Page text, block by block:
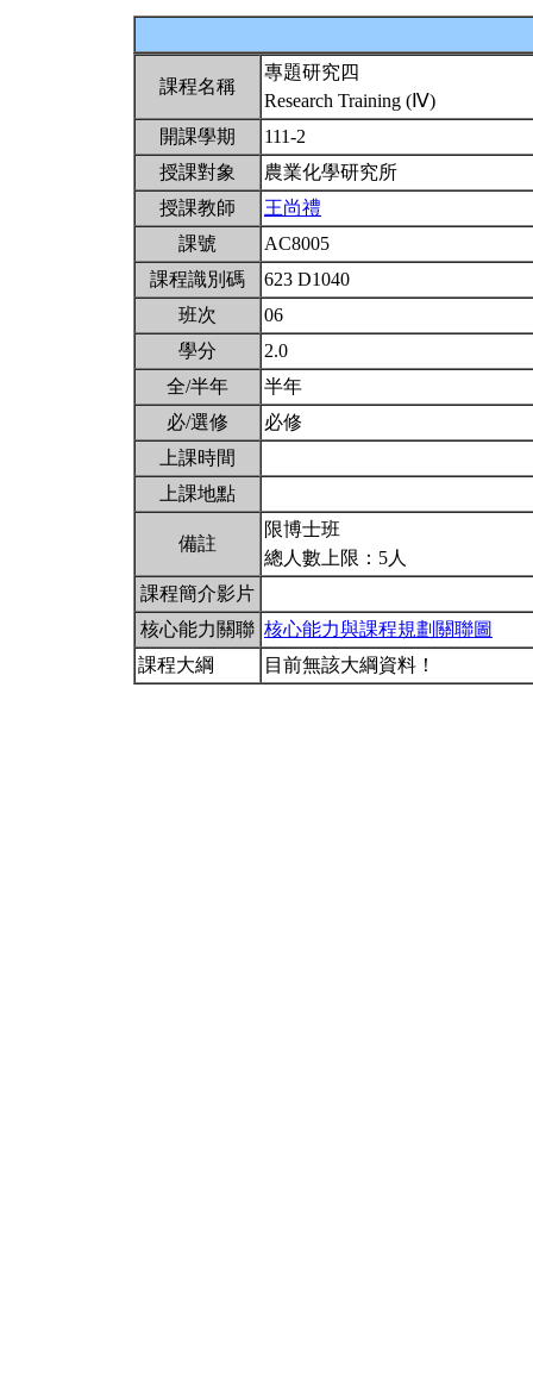
課程名稱
專題研究四
Research Training (Ⅳ)
開課學期
111-2
授課對象
農業化學研究所
授課教師
王尚禮
課號
AC8005
課程識別碼
623 D1040
班次
06
學分
2.0
全/半年
半年
必/選修
必修
上課時間
上課地點
備註
限博士班
總人數上限：5人
課程簡介影片
核心能力關聯 核心能力與課程規劃關聯圖
課程大綱
目前無該大綱資料！